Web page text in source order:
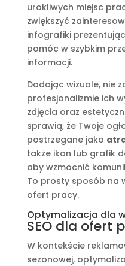
urokliwych miejsc
zwiększyć
infografiki
pomóc w szybkim
informacji.
Dodając wizuale, nie
profesjonalizmie ich
zdjęcia oraz
sprawią, że Twoje
postrzegane jako
także ikon lub grafik
aby wzmocnić
To prosty sposób na
ofert pracy.
Optymalizacja dla
SEO dla ofert
W kontekście
sezonowej,